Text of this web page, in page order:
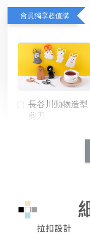
會員獨享超值購
長谷川動物造型
剪刀